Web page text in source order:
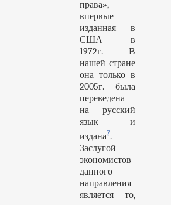
права»,
впервые
изданная в
США в
1972г. В
нашей стране
она только в
2005г. была
переведена
на русский
язык и
издана7.
Заслугой
экономистов
данного
направления
является то,